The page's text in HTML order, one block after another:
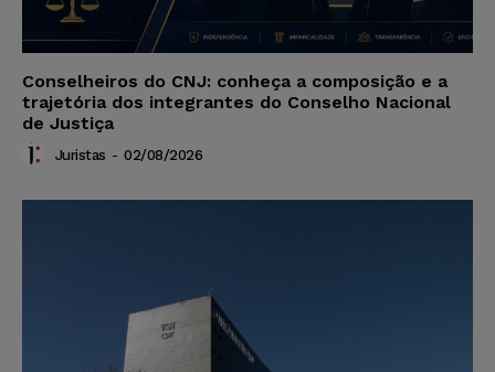
Conselheiros do CNJ: conheça a composição e a
trajetória dos integrantes do Conselho Nacional
de Justiça
Juristas - 02/08/2026